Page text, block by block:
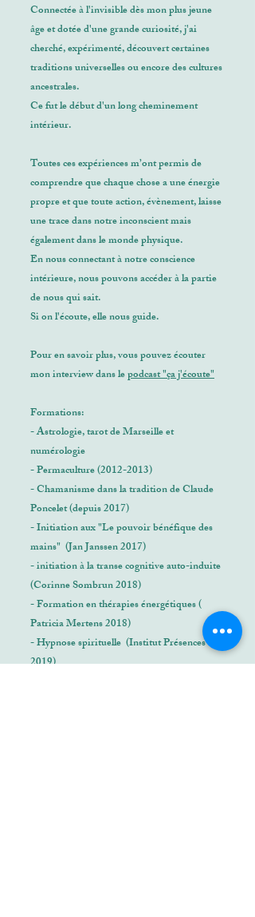
Connectée à l'invisible dès mon plus jeune
âge et dotée d'une grande curiosité, j'ai
cherché, expérimenté, découvert certaines
traditions universelles ou encore des cultures
ancestrales.
Ce fut le début d'un long cheminement
intérieur.
Toutes ces expériences m’ont permis de
comprendre que chaque chose a une énergie
propre et que toute action, évènement, laisse
une trace dans notre inconscient mais
également dans le monde physique.
En nous connectant à notre conscience
intérieure, nous pouvons accéder à la partie
de nous qui sait.
Si on l'écoute, elle nous guide.
Pour en savoir plus, vous pouvez écouter
mon interview dans lepodcast "ça j'écoute"
Formations:
- Astrologie, tarot de Marseille et
numérologie
- Permaculture(2012-2013)
- Chamanisme dans la tradition de Claude
Poncelet (depuis 2017)
- Initiation aux "Le pouvoir bénéfique des
mains" (Jan Janssen 2017)
- initiation à la transe cognitive auto-induite
(Corinne Sombrun 2018)
- Formation en thérapies énergétiques (
Patricia Mertens 2018)
- Hypnose spirituelle (Institut Présences
2019)